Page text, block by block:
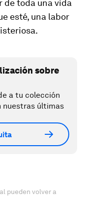
de toda una vida
esté, una labor
sobre
a tu colección
nuestras últimas
pueden volver a